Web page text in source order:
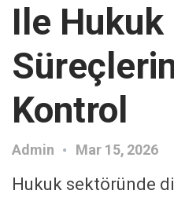
Ile Hukuk
Kontrol
Admin Mar 15, 2026
Hukuk sektöründe